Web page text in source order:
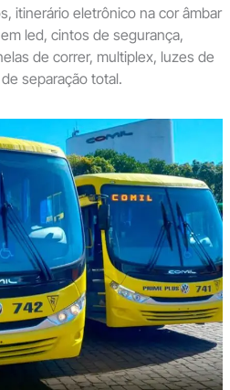
itinerário eletrônico na cor âmbar
led, cintos de segurança,
de correr, multiplex, luzes de
separação total.